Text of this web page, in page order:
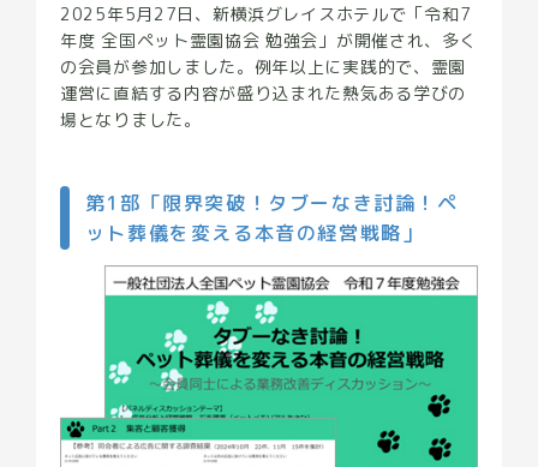
2025年5月27日、新横浜グレイスホテルで「令和7
年度 全国ペット霊園協会 勉強会」が開催され、多く
の会員が参加しました。例年以上に実践的で、霊園
運営に直結する内容が盛り込まれた熱気ある学びの
場となりました。
第1部「限界突破！タブーなき討論！ペ
ット葬儀を変える本音の経営戦略」